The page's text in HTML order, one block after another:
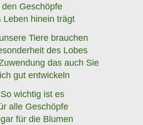
den Geschöpfe
Leben hinein trägt
Tiere brauchen
des Lobes
das auch Sie
gut entwickeln
So wichtig ist es
alle Geschöpfe
für die Blumen